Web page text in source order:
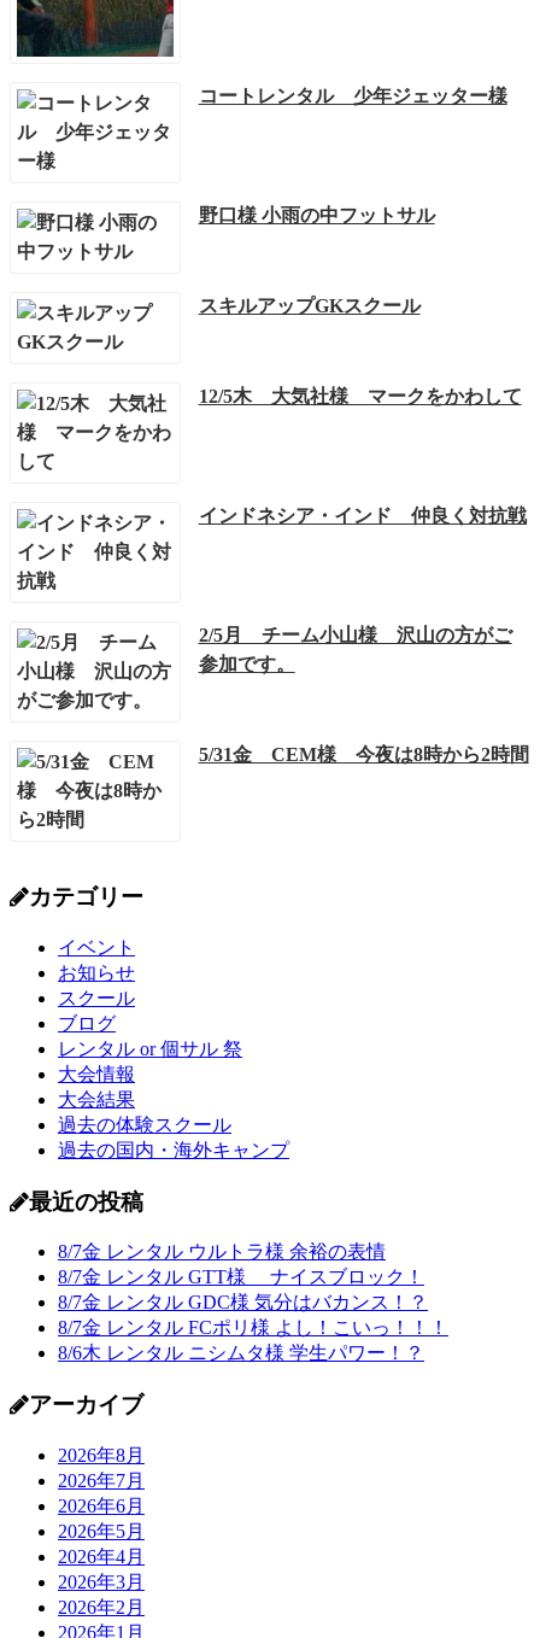
コートレンタル 少年ジェッター様
野口様 小雨の中フットサル
スキルアップGKスクール
12/5木 大気社様 マークをかわして
インドネシア・インド 仲良く対抗戦
2/5月 チーム小山様 沢山の方がご
参加です。
5/31金 CEM様 今夜は8時から2時間
カテゴリー
イベント
お知らせ
スクール
ブログ
レンタル or 個サル 祭
大会情報
大会結果
過去の体験スクール
過去の国内・海外キャンプ
最近の投稿
8/7金 レンタル ウルトラ様 余裕の表情
8/7金 レンタル GTT様 ナイスブロック！
8/7金 レンタル GDC様 気分はバカンス！？
8/7金 レンタル FCポリ様 よし！こいっ！！！
8/6木 レンタル ニシムタ様 学生パワー！？
アーカイブ
2026年8月
2026年7月
2026年6月
2026年5月
2026年4月
2026年3月
2026年2月
2026年1月